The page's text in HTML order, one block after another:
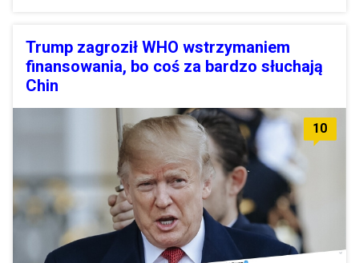
Trump zagroził WHO wstrzymaniem
finansowania, bo coś za bardzo słuchają
Chin
10